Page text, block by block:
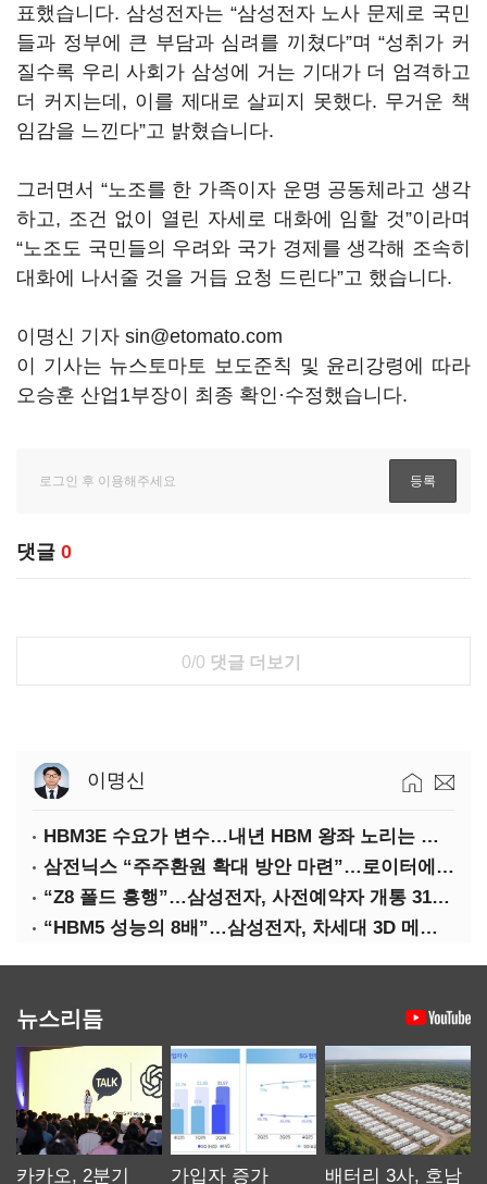
표했습니다. 삼성전자는 “삼성전자 노사 문제로 국민
들과 정부에 큰 부담과 심려를 끼쳤다”며 “성취가 커
질수록 우리 사회가 삼성에 거는 기대가 더 엄격하고
더 커지는데, 이를 제대로 살피지 못했다. 무거운 책
임감을 느낀다”고 밝혔습니다.
그러면서 “노조를 한 가족이자 운명 공동체라고 생각
하고, 조건 없이 열린 자세로 대화에 임할 것”이라며
“노조도 국민들의 우려와 국가 경제를 생각해 조속히
대화에 나서줄 것을 거듭 요청 드린다”고 했습니다.
이명신 기자 sin@etomato.com
이 기사는 뉴스토마토 보도준칙 및 윤리강령에 따라
오승훈 산업1부장이 최종 확인·수정했습니다.
댓글 0
0/0 댓글 더보기
이명신
HBM3E 수요가 변수…내년 HBM 왕좌 노리는 삼성
삼전닉스 “주주환원 확대 방안 마련”…로이터에 성명 보내
“Z8 폴드 흥행”…삼성전자, 사전예약자 개통 31일까지 연장
“HBM5 성능의 8배”…삼성전자, 차세대 3D 메모리 ‘zHBM’ 공개
뉴스리듬
카카오, 2분기
가입자 증가
배터리 3사, 호남